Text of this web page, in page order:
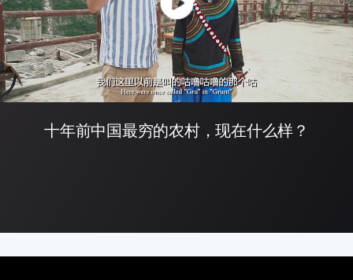
十年前中国最穷的农村，现在什么样？